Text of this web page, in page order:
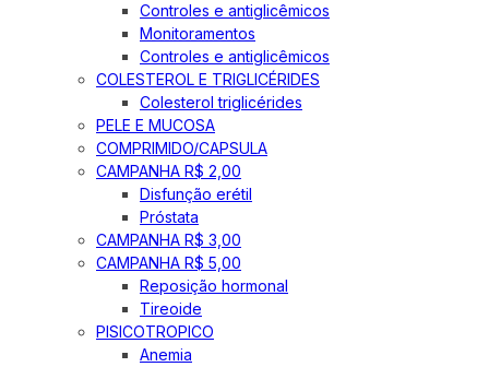
Controles e antiglicêmicos
Monitoramentos
Controles e antiglicêmicos
COLESTEROL E TRIGLICÉRIDES
Colesterol triglicérides
PELE E MUCOSA
COMPRIMIDO/CAPSULA
CAMPANHA R$ 2,00
Disfunção erétil
Próstata
CAMPANHA R$ 3,00
CAMPANHA R$ 5,00
Reposição hormonal
Tireoide
PISICOTROPICO
Anemia